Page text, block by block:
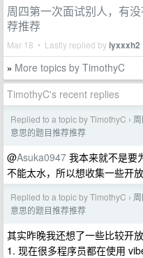
周四第一次面试别人，有
荐推荐
Mar 18 • Lastly replied bylyxxxh2
» More topics by TimothyC
TimothyC's recent replies
Replied to a topic by TimothyC ›
意思的题目推荐推荐
@Asuka0947 我本来就不是要
不能太水，所以想收集一些开
Replied to a topic by TimothyC ›
意思的题目推荐推荐
其实昨晚我还想了一些比较开
1. 现在很多程序员都在使用